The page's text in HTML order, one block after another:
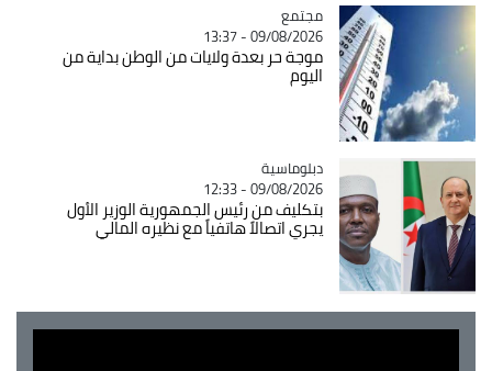
Catégorie
مجتمع
09/08/2026 - 13:37
موجة حر بعدة ولايات من الوطن بداية من
اليوم
Catégorie
دبلوماسية
09/08/2026 - 12:33
بتكليف من رئيس الجمهورية الوزير الأول
يجري اتصالاً هاتفياً مع نظيره المالي